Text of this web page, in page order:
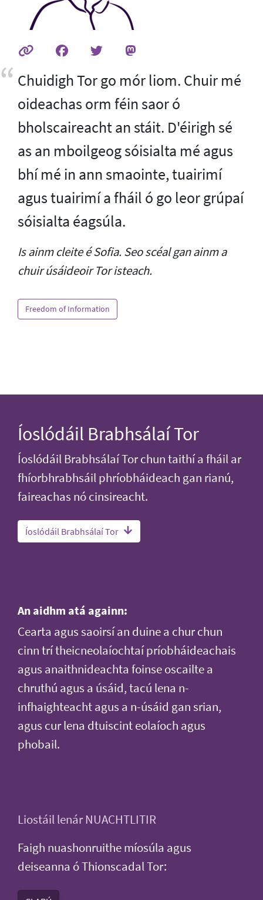
Chuidigh Tor go mór liom. Chuir mé
oideachas orm féin saor ó
bholscaireacht an stáit. D'éirigh sé
as an mboilgeog sóisialta mé agus
bhí mé in ann smaointe, tuairimí
agus tuairimí a fháil ó go leor grúpaí
sóisialta éagsúla.
Is ainm cleite é Sofia. Seo scéal gan ainm a
chuir úsáideoir Tor isteach.
Freedom of Information
Íoslódáil Brabhsálaí Tor
Íoslódáil Brabhsálaí Tor chun taithí a fháil ar
fhíorbhrabhsáil phríobháideach gan rianú,
faireachas nó cinsireacht.
Íoslódáil Brabhsálaí Tor
An aidhm atá againn:
Cearta agus saoirsí an duine a chur chun
cinn trí theicneolaíochtaí príobháideachais
agus anaithnideachta foinse oscailte a
chruthú agus a úsáid, tacú lena n-
infhaighteacht agus a n-úsáid gan srian,
agus cur lena dtuiscint eolaíoch agus
phobail.
Liostáil lenár NUACHTLITIR
Faigh nuashonruithe míosúla agus
deiseanna ó Thionscadal Tor: